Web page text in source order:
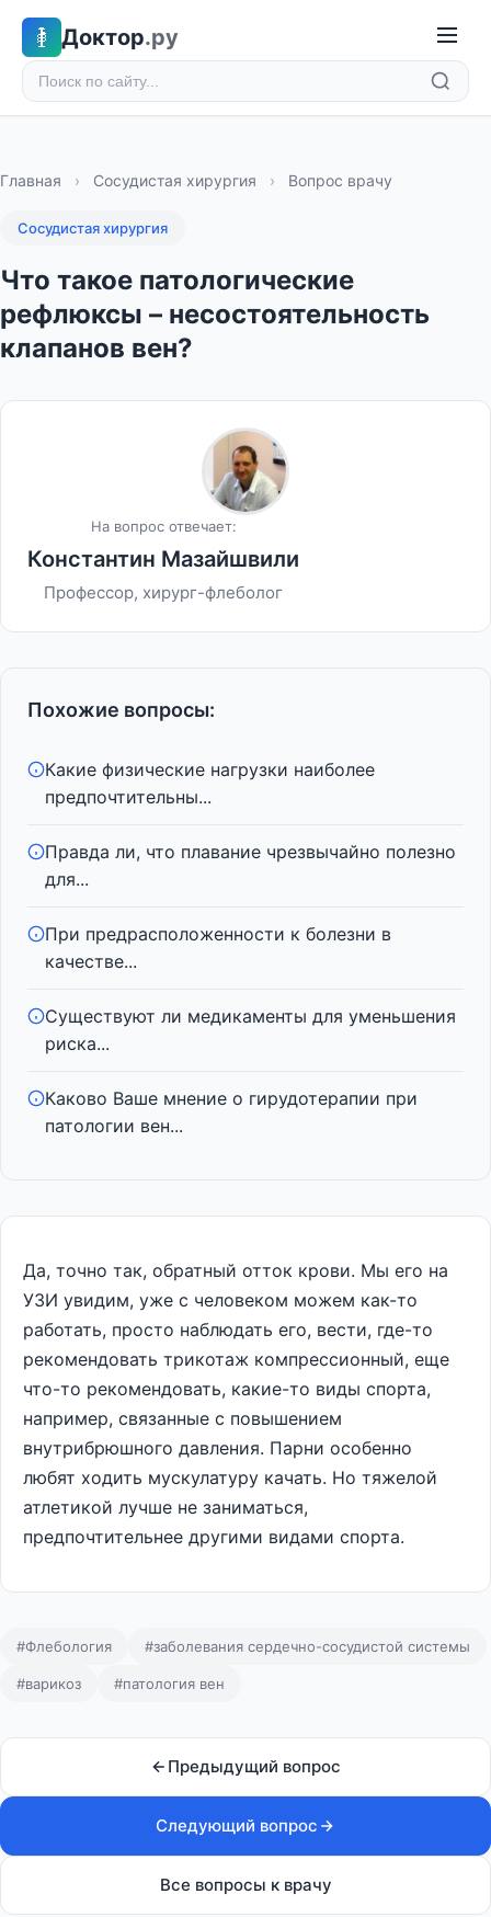
Доктор.ру
Главная › Сосудистая хирургия › Вопрос врачу
Сосудистая хирургия
Что такое патологические
рефлюксы – несостоятельность
клапанов вен?
На вопрос отвечает:
Константин Мазайшвили
Профессор, хирург-флеболог
Похожие вопросы:
Какие физические нагрузки наиболее
предпочтительны...
Правда ли, что плавание чрезвычайно полезно
для...
При предрасположенности к болезни в
качестве...
Существуют ли медикаменты для уменьшения
риска...
Каково Ваше мнение о гирудотерапии при
патологии вен...
Да, точно так, обратный отток крови. Мы его на
УЗИ увидим, уже с человеком можем как-то
работать, просто наблюдать его, вести, где-то
рекомендовать трикотаж компрессионный, еще
что-то рекомендовать, какие-то виды спорта,
например, связанные с повышением
внутрибрюшного давления. Парни особенно
любят ходить мускулатуру качать. Но тяжелой
атлетикой лучше не заниматься,
предпочтительнее другими видами спорта.
#Флебология #заболевания сердечно-сосудистой системы
#варикоз #патология вен
Предыдущий вопрос
Следующий вопрос
Все вопросы к врачу